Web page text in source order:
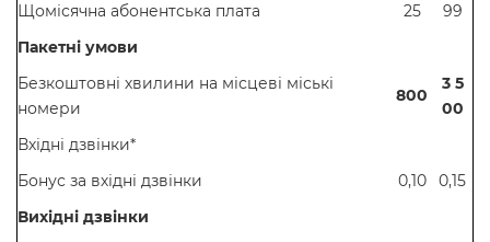
Щомісячна абонентська плата
25
99
Пакетні умови
Безкоштовні хвилини на місцеві міські
номери
800
3 5
00
Вхідні дзвінки*
Бонус за вхідні дзвінки
0,10
0,15
Вихідні дзвінки